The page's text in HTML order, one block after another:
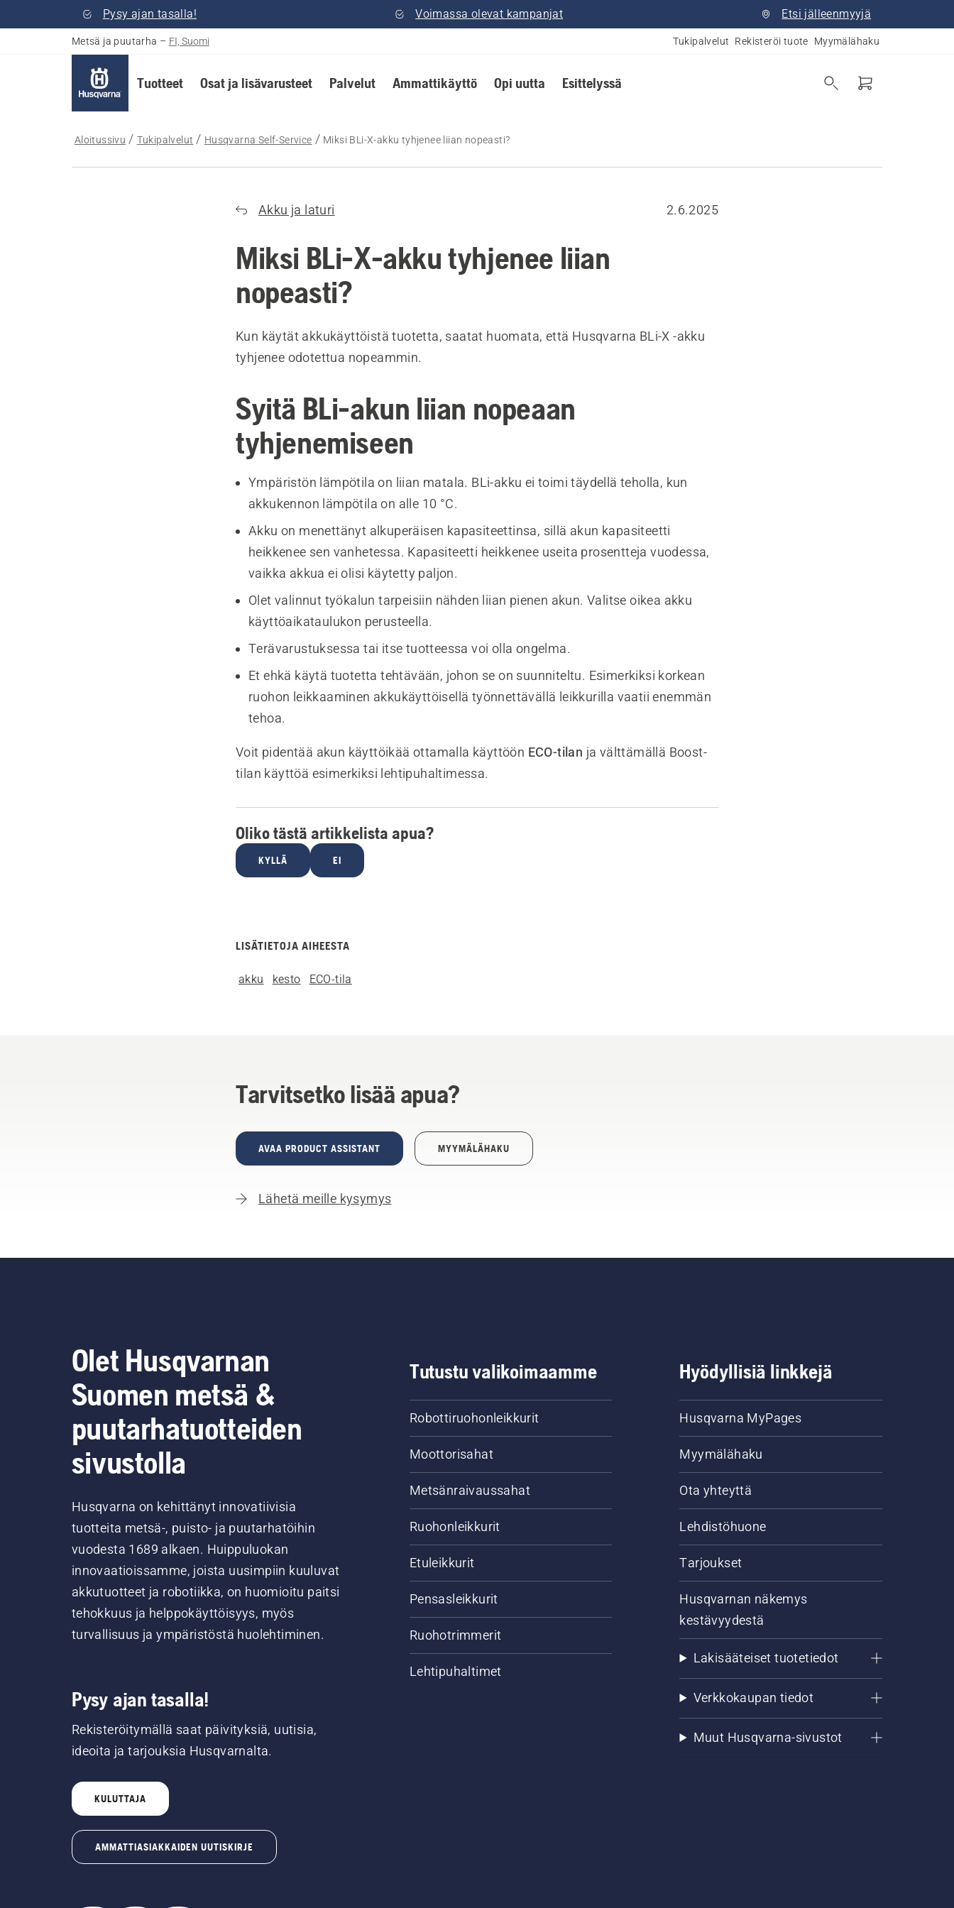
Pysy ajan tasalla! Voimassa olevat kampanjat Etsi jälleenmyyjä
Metsä ja puutarha – FI, Suomi Tukipalvelut Rekisteröi tuote Myymälähaku
Tuotteet Osat ja lisävarusteet Palvelut Ammattikäyttö Opi uutta Esittelyssä
Aloitussivu Tukipalvelut Husqvarna Self-Service Miksi BLi-X-akku tyhjenee liian nopeasti?
Akku ja laturi 2.6.2025
Miksi BLi-X-akku tyhjenee liian
nopeasti?
Kun käytät akkukäyttöistä tuotetta, saatat huomata, että Husqvarna BLi-X -akku
tyhjenee odotettua nopeammin.
Syitä BLi-akun liian nopeaan
tyhjenemiseen
Ympäristön lämpötila on liian matala. BLi-akku ei toimi täydellä teholla, kun
akkukennon lämpötila on alle 10 °C.
Akku on menettänyt alkuperäisen kapasiteettinsa, sillä akun kapasiteetti
heikkenee sen vanhetessa. Kapasiteetti heikkenee useita prosentteja vuodessa,
vaikka akkua ei olisi käytetty paljon.
Olet valinnut työkalun tarpeisiin nähden liian pienen akun. Valitse oikea akku
käyttöaikataulukon perusteella.
Terävarustuksessa tai itse tuotteessa voi olla ongelma.
Et ehkä käytä tuotetta tehtävään, johon se on suunniteltu. Esimerkiksi korkean
ruohon leikkaaminen akkukäyttöisellä työnnettävällä leikkurilla vaatii enemmän
tehoa.
Voit pidentää akun käyttöikää ottamalla käyttöön ECO-tilan ja välttämällä Boost-
tilan käyttöä esimerkiksi lehtipuhaltimessa.
Oliko tästä artikkelista apua?
KYLLÄ EI
LISÄTIETOJA AIHEESTA
akku kesto ECO-tila
Tarvitsetko lisää apua?
AVAA PRODUCT ASSISTANT MYYMÄLÄHAKU
Lähetä meille kysymys
Olet Husqvarnan
Suomen metsä &
puutarhatuotteiden
sivustolla
Husqvarna on kehittänyt innovatiivisia
tuotteita metsä-, puisto- ja puutarhatöihin
vuodesta 1689 alkaen. Huippuluokan
innovaatioissamme, joista uusimpiin kuuluvat
akkutuotteet ja robotiikka, on huomioitu paitsi
tehokkuus ja helppokäyttöisyys, myös
turvallisuus ja ympäristöstä huolehtiminen.
Pysy ajan tasalla!
Rekisteröitymällä saat päivityksiä, uutisia,
ideoita ja tarjouksia Husqvarnalta.
KULUTTAJA
AMMATTIASIAKKAIDEN UUTISKIRJE
Tutustu valikoimaamme
Robottiruohonleikkurit
Moottorisahat
Metsänraivaussahat
Ruohonleikkurit
Etuleikkurit
Pensasleikkurit
Ruohotrimmerit
Lehtipuhaltimet
Hyödyllisiä linkkejä
Husqvarna MyPages
Myymälähaku
Ota yhteyttä
Lehdistöhuone
Tarjoukset
Husqvarnan näkemys
kestävyydestä
Lakisääteiset tuotetiedot
Verkkokaupan tiedot
Muut Husqvarna-sivustot